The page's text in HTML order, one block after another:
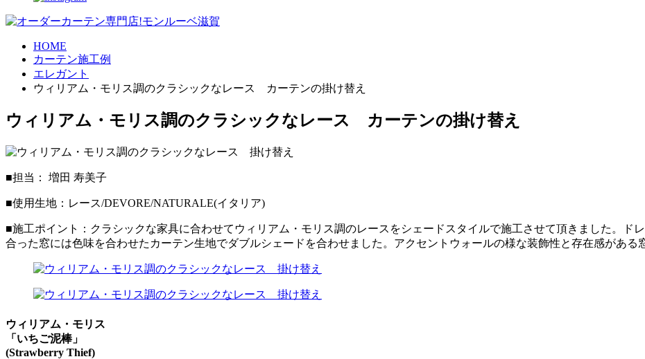
HOME
カーテン施工例
エレガント
ウィリアム・モリス調のクラシックなレース カーテンの掛け替え
ウィリアム・モリス調のクラシックなレース カーテンの掛け替え
■担当： 増田 寿美子
■使用生地：レース/DEVORE/NATURALE(イタリア)
■施工ポイント：クラシックな家具に合わせてウィリアム・モリス調のレースをシェードスタイルで施工させて頂きました。ド
合った窓には色味を合わせたカーテン生地でダブルシェードを合わせました。アクセントウォールの様な装飾性と存在感がある
ウィリアム・モリス
「いちご泥棒」
(Strawberry Thief)